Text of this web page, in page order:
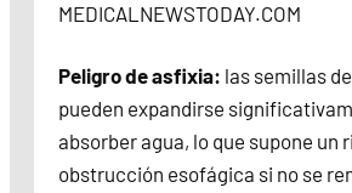
MEDICALNEWSTODAY.COM
Peligro de asfixia: las semillas
pueden expandirse
absorber agua, lo que supone un
obstrucción esofágica si no se